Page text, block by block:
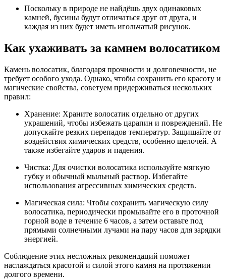
Поскольку в природе не найдёшь двух одинаковых
камней, бусины будут отличаться друг от друга, и
каждая из них будет иметь игольчатый рисунок.
Как ухаживать за камнем волосатиком
Камень волосатик, благодаря прочности и долговечности, не
требует особого ухода. Однако, чтобы сохранить его красоту и
магические свойства, советуем придерживаться нескольких
правил:
Хранение: Храните волосатик отдельно от других
украшений, чтобы избежать царапин и повреждений. Не
допускайте резких перепадов температур. Защищайте от
воздействия химических средств, особенно щелочей. А
также избегайте ударов и падения.
Чистка: Для очистки волосатика используйте мягкую
губку и обычный мыльный раствор. Избегайте
использования агрессивных химических средств.
Магическая сила: Чтобы сохранить магическую силу
волосатика, периодически промывайте его в проточной
горной воде в течение 6 часов, а затем оставьте под
прямыми солнечными лучами на пару часов для зарядки
энергией.
Соблюдение этих несложных рекомендаций поможет
наслаждаться красотой и силой этого камня на протяжении
долгого времени.